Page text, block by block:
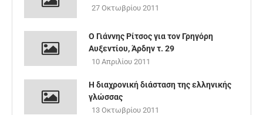
27 Οκτωβρίου 2011
Ο Γιάννης Ρίτσος για τον Γρηγόρη
Αυξεντίου, Άρδην τ. 29
10 Απριλίου 2011
Η διαχρονική διάσταση της ελληνικής
γλώσσας
13 Οκτωβρίου 2011